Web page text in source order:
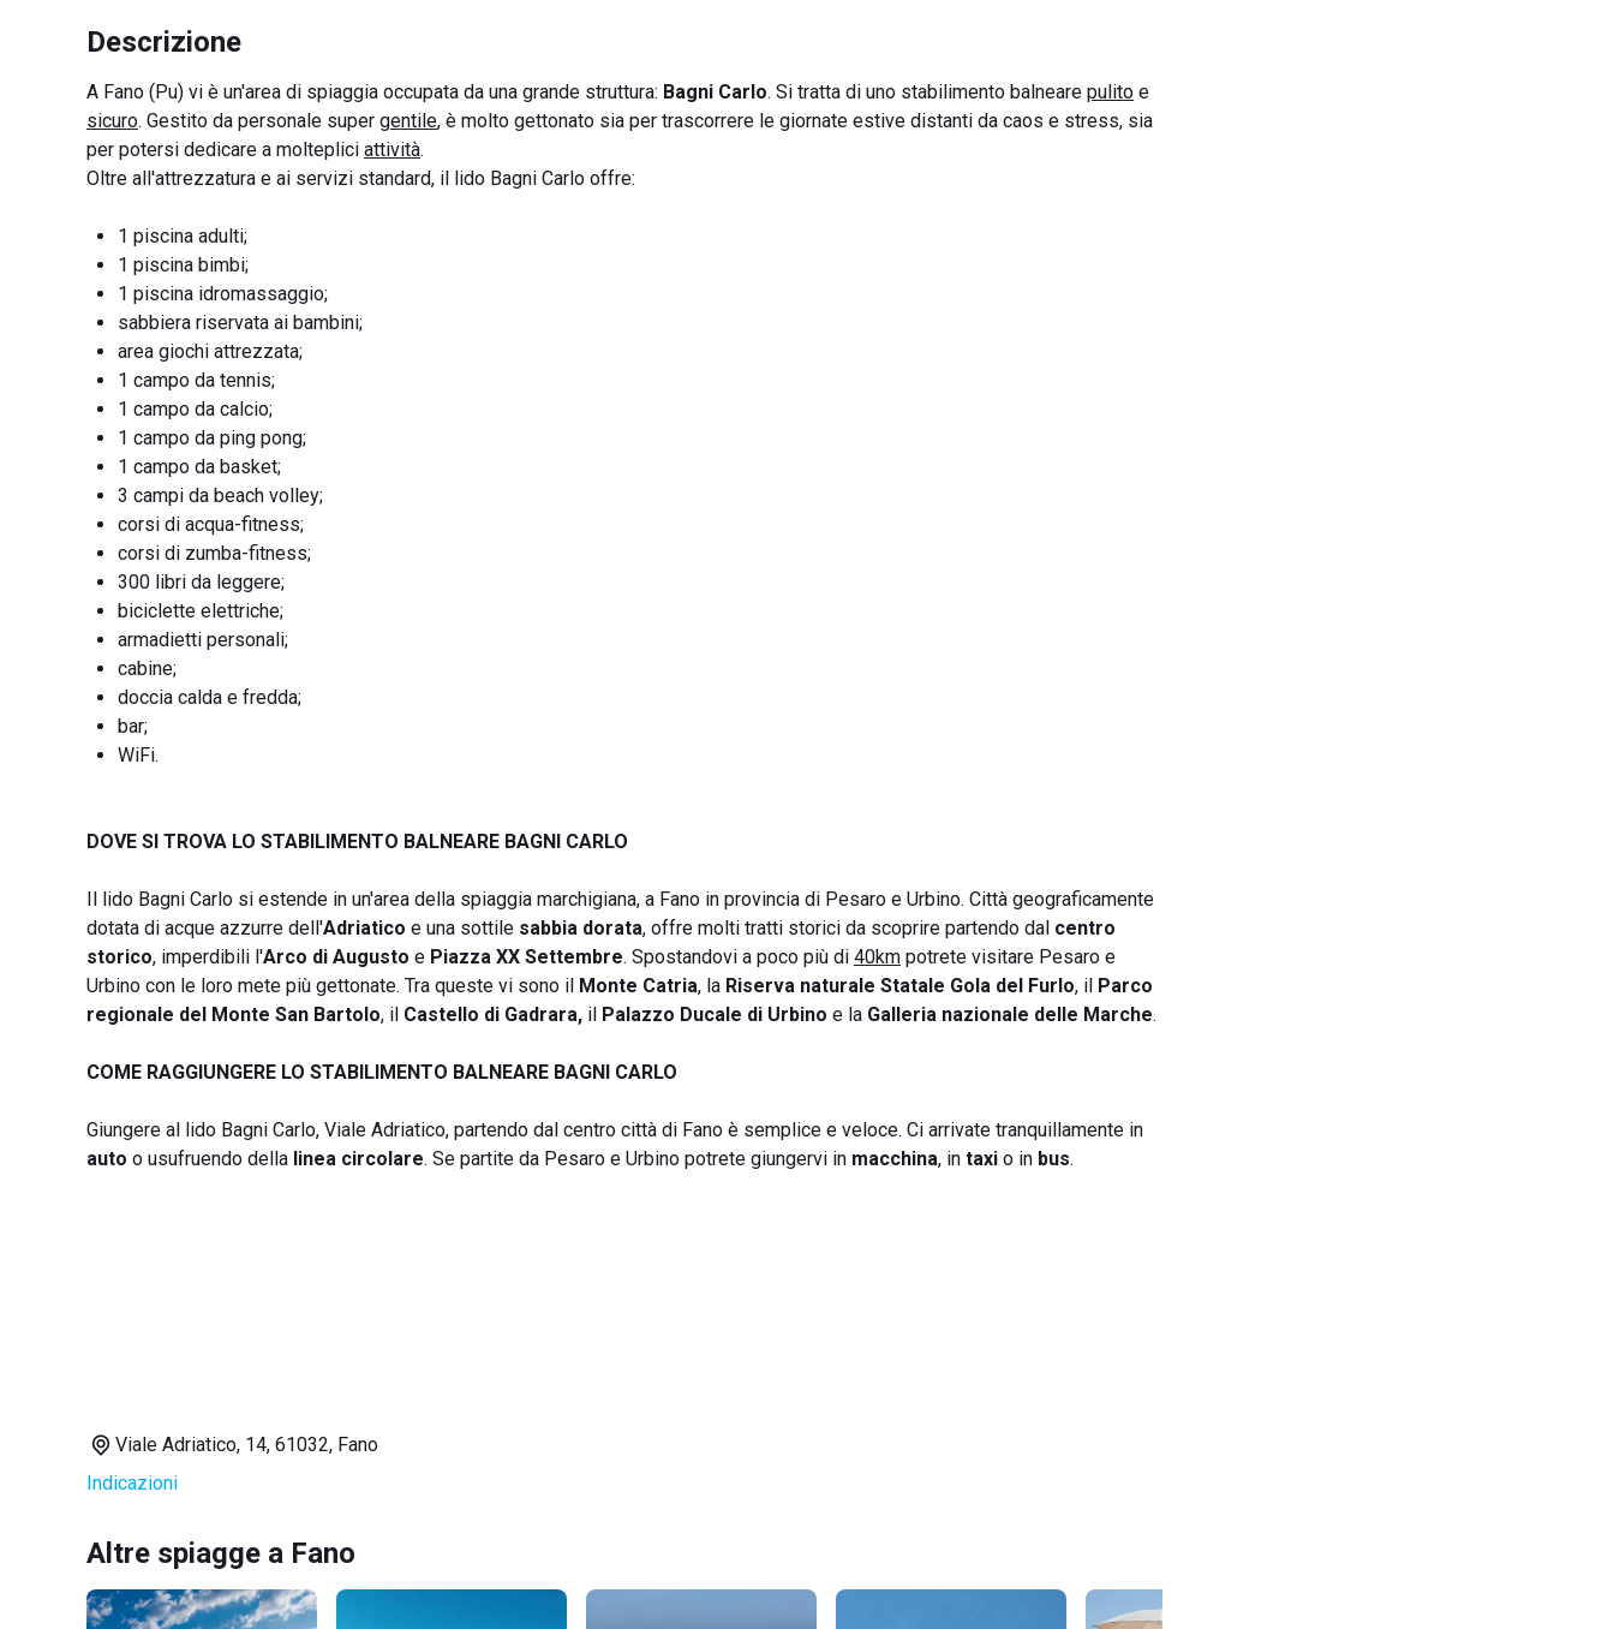
Descrizione
A Fano (Pu) vi è un'area di spiaggia occupata da una grande struttura: Bagni Carlo. Si tratta di uno stabilimento balneare pulito e
sicuro. Gestito da personale super gentile, è molto gettonato sia per trascorrere le giornate estive distanti da caos e stress, sia
per potersi dedicare a molteplici attività.
Oltre all'attrezzatura e ai servizi standard, il lido Bagni Carlo offre:
1 piscina adulti;
1 piscina bimbi;
1 piscina idromassaggio;
sabbiera riservata ai bambini;
area giochi attrezzata;
1 campo da tennis;
1 campo da calcio;
1 campo da ping pong;
1 campo da basket;
3 campi da beach volley;
corsi di acqua-fitness;
corsi di zumba-fitness;
300 libri da leggere;
biciclette elettriche;
armadietti personali;
cabine;
doccia calda e fredda;
bar;
WiFi.
DOVE SI TROVA LO STABILIMENTO BALNEARE BAGNI CARLO
Il lido Bagni Carlo si estende in un'area della spiaggia marchigiana, a Fano in provincia di Pesaro e Urbino. Città geograficamente
dotata di acque azzurre dell'Adriatico e una sottile sabbia dorata, offre molti tratti storici da scoprire partendo dal centro
storico, imperdibili l'Arco di Augusto e Piazza XX Settembre. Spostandovi a poco più di 40km potrete visitare Pesaro e
Urbino con le loro mete più gettonate. Tra queste vi sono il Monte Catria, la Riserva naturale Statale Gola del Furlo, il Parco
regionale del Monte San Bartolo, il Castello di Gadrara, il Palazzo Ducale di Urbino e la Galleria nazionale delle Marche.
COME RAGGIUNGERE LO STABILIMENTO BALNEARE BAGNI CARLO
Giungere al lido Bagni Carlo, Viale Adriatico, partendo dal centro città di Fano è semplice e veloce. Ci arrivate tranquillamente in
auto o usufruendo della linea circolare. Se partite da Pesaro e Urbino potrete giungervi in macchina, in taxi o in bus.
Viale Adriatico, 14, 61032, Fano
Indicazioni
Altre spiagge a Fano